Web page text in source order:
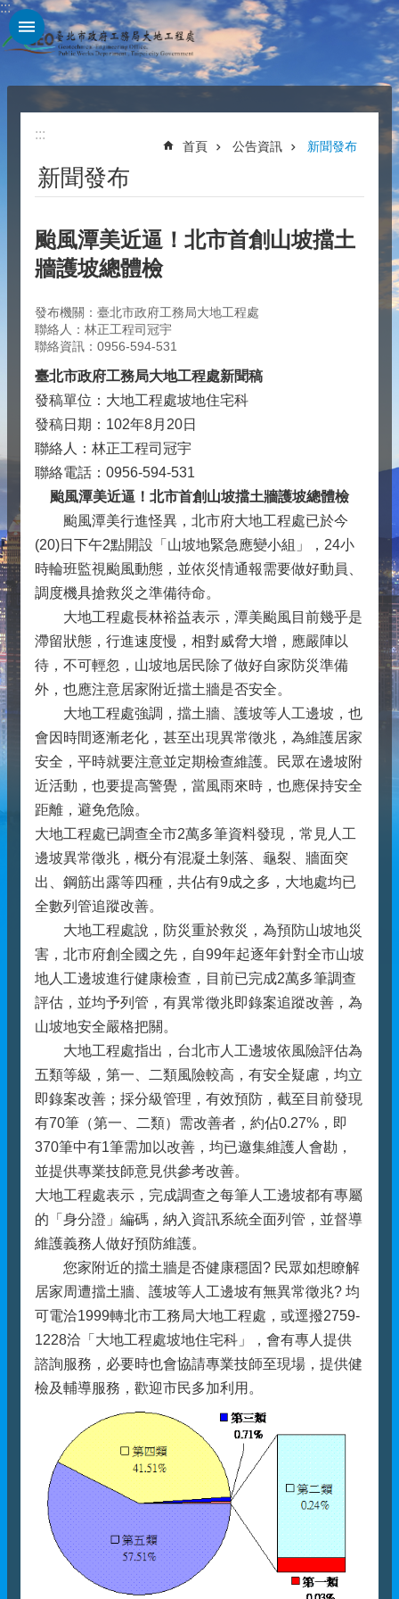
跳到主要內容區塊
:::
:::
首頁 公告資訊 新聞發布
新聞發布
颱風潭美近逼！北市首創山坡擋土
牆護坡總體檢
發布機關：臺北市政府工務局大地工程處
聯絡人：林正工程司冠宇
聯絡資訊：0956-594-531
臺北市政府工務局大地工程處新聞稿
發稿單位：大地工程處坡地住宅科
發稿日期：102年8月20日
聯絡人：林正工程司冠宇
聯絡電話：0956-594-531
颱風潭美近逼！北市首創山坡擋土牆護坡總體檢
颱風潭美行進怪異，北市府大地工程處已於今
(20)日下午2點開設「山坡地緊急應變小組」，24小
時輪班監視颱風動態，並依災情通報需要做好動員、
調度機具搶救災之準備待命。
大地工程處長林裕益表示，潭美颱風目前幾乎是
滯留狀態，行進速度慢，相對威脅大增，應嚴陣以
待，不可輕忽，山坡地居民除了做好自家防災準備
外，也應注意居家附近擋土牆是否安全。
大地工程處強調，擋土牆、護坡等人工邊坡，也
會因時間逐漸老化，甚至出現異常徵兆，為維護居家
安全，平時就要注意並定期檢查維護。民眾在邊坡附
近活動，也要提高警覺，當風雨來時，也應保持安全
距離，避免危險。
大地工程處已調查全市2萬多筆資料發現，常見人工
邊坡異常徵兆，概分有混凝土剝落、龜裂、牆面突
出、鋼筋出露等四種，共佔有9成之多，大地處均已
全數列管追蹤改善。
大地工程處說，防災重於救災，為預防山坡地災
害，北市府創全國之先，自99年起逐年針對全市山坡
地人工邊坡進行健康檢查，目前已完成2萬多筆調查
評估，並均予列管，有異常徵兆即錄案追蹤改善，為
山坡地安全嚴格把關。
大地工程處指出，台北市人工邊坡依風險評估為
五類等級，第一、二類風險較高，有安全疑慮，均立
即錄案改善；採分級管理，有效預防，截至目前發現
有70筆（第一、二類）需改善者，約佔0.27%，即
370筆中有1筆需加以改善，均已邀集維護人會勘，
並提供專業技師意見供參考改善。
大地工程處表示，完成調查之每筆人工邊坡都有專屬
的「身分證」編碼，納入資訊系統全面列管，並督導
維護義務人做好預防維護。
您家附近的擋土牆是否健康穩固? 民眾如想瞭解
居家周遭擋土牆、護坡等人工邊坡有無異常徵兆? 均
可電洽1999轉北市工務局大地工程處，或逕撥2759-
1228洽「大地工程處坡地住宅科」，會有專人提供
諮詢服務，必要時也會協請專業技師至現場，提供健
檢及輔導服務，歡迎市民多加利用。